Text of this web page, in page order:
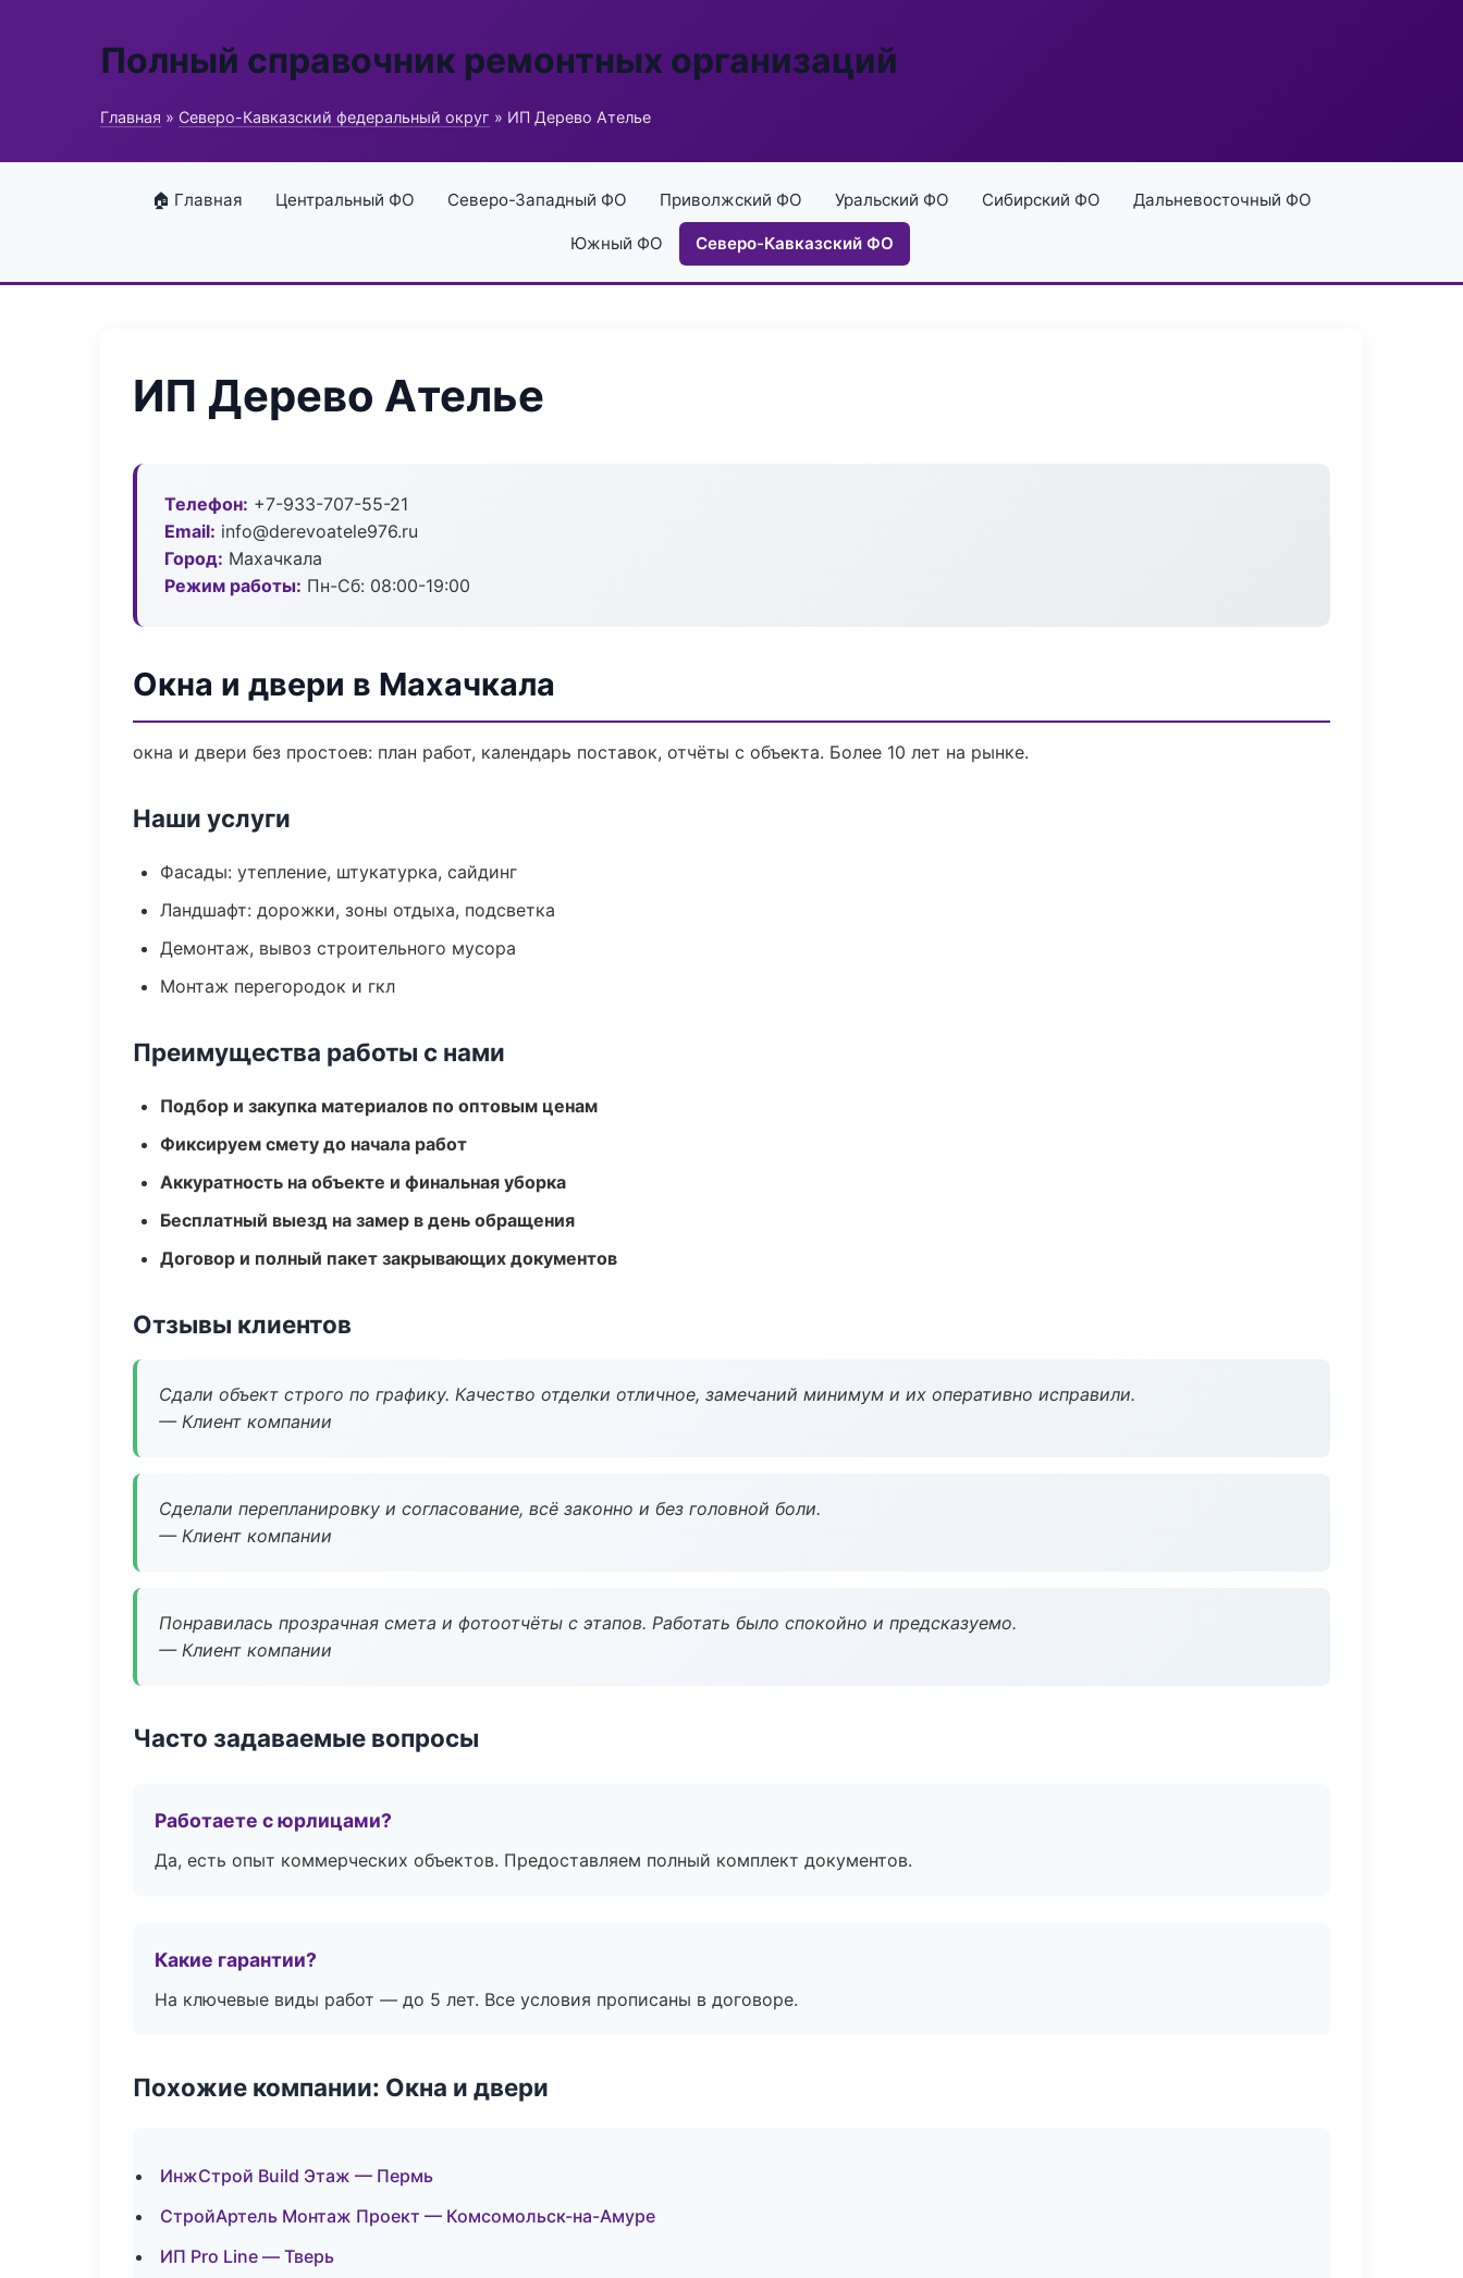
Полный справочник ремонтных организаций
Главная » Северо-Кавказский федеральный округ » ИП Дерево Ателье
🏠 Главная Центральный ФО Северо-Западный ФО Приволжский ФО Уральский ФО Сибирский ФО Дальневосточный ФО
Южный ФО Северо-Кавказский ФО
ИП Дерево Ателье
Телефон: +7-933-707-55-21
Email: info@derevoatele976.ru
Город: Махачкала
Режим работы: Пн-Сб: 08:00-19:00
Окна и двери в Махачкала
окна и двери без простоев: план работ, календарь поставок, отчёты с объекта. Более 10 лет на рынке.
Наши услуги
Фасады: утепление, штукатурка, сайдинг
Ландшафт: дорожки, зоны отдыха, подсветка
Демонтаж, вывоз строительного мусора
Монтаж перегородок и гкл
Преимущества работы с нами
Подбор и закупка материалов по оптовым ценам
Фиксируем смету до начала работ
Аккуратность на объекте и финальная уборка
Бесплатный выезд на замер в день обращения
Договор и полный пакет закрывающих документов
Отзывы клиентов
Сдали объект строго по графику. Качество отделки отличное, замечаний минимум и их оперативно исправили.
— Клиент компании
Сделали перепланировку и согласование, всё законно и без головной боли.
— Клиент компании
Понравилась прозрачная смета и фотоотчёты с этапов. Работать было спокойно и предсказуемо.
— Клиент компании
Часто задаваемые вопросы
Работаете с юрлицами?
Да, есть опыт коммерческих объектов. Предоставляем полный комплект документов.
Какие гарантии?
На ключевые виды работ — до 5 лет. Все условия прописаны в договоре.
Похожие компании: Окна и двери
ИнжСтрой Build Этаж — Пермь
СтройАртель Монтаж Проект — Комсомольск-на-Амуре
ИП Pro Line — Тверь